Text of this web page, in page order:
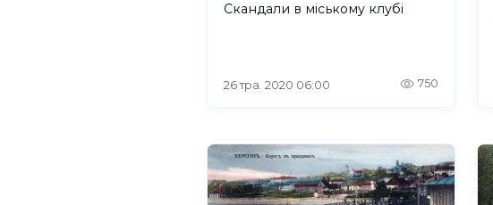
Скандали в міському клубі
26 тра. 2020 06:00 750